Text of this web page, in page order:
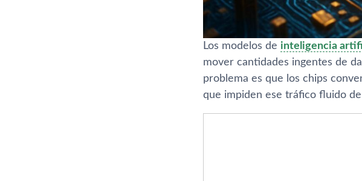
Los modelos de inteligencia
mover cantidades ingentes de
problema es que los chips
que impiden ese tráfico fluido